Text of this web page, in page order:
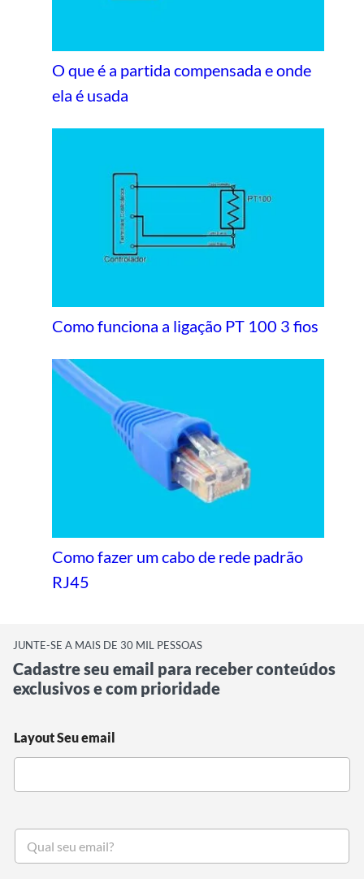
O que é a partida compensada e onde
ela é usada
Como funciona a ligação PT 100 3 fios
Como fazer um cabo de rede padrão
RJ45
JUNTE-SE A MAIS DE 30 MIL PESSOAS
Cadastre seu email para receber conteúdos
exclusivos e com prioridade
Layout Seu email
S
u